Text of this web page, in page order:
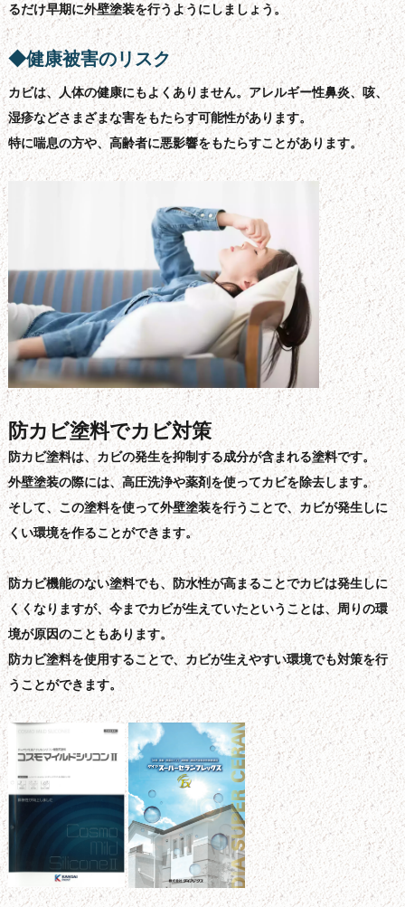
るだけ早期に外壁塗装を行うようにしましょう。
◆健康被害のリスク
カビは、人体の健康にもよくありません。アレルギー性鼻炎、咳、
湿疹などさまざまな害をもたらす可能性があります。
特に喘息の方や、高齢者に悪影響をもたらすことがあります。
防カビ塗料でカビ対策
防カビ塗料は、カビの発生を抑制する成分が含まれる塗料です。
外壁塗装の際には、高圧洗浄や薬剤を使ってカビを除去します。
そして、この塗料を使って外壁塗装を行うことで、カビが発生しに
くい環境を作ることができます。
防カビ機能のない塗料でも、防水性が高まることでカビは発生しに
くくなりますが、今までカビが生えていたということは、周りの環
境が原因のこともあります。
防カビ塗料を使用することで、カビが生えやすい環境でも対策を行
うことができます。